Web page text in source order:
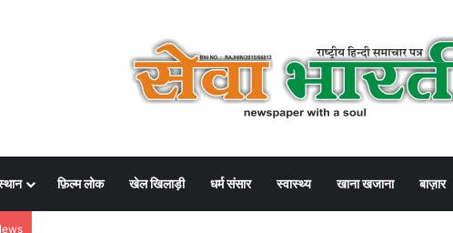
फ़िल्म लोक खेल खिलाड़ी धर्म संसार स्वास्थ्य खाना खजाना बाज़ार